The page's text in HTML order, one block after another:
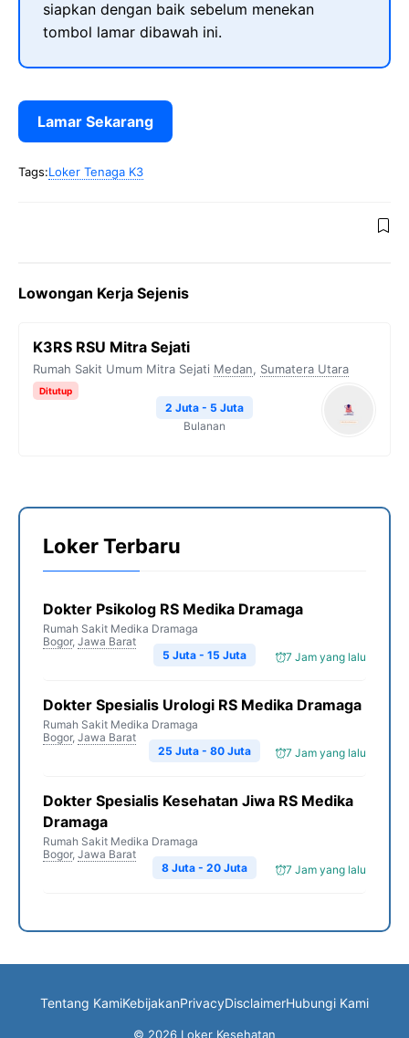
siapkan dengan baik sebelum menekan
tombol lamar dibawah ini.
Lamar Sekarang
Tags:Loker Tenaga K3
Lowongan Kerja Sejenis
K3RS RSU Mitra Sejati
Rumah Sakit Umum Mitra Sejati Medan, Sumatera Utara
Ditutup
2 Juta - 5 Juta
Bulanan
Loker Terbaru
Dokter Psikolog RS Medika Dramaga
Rumah Sakit Medika Dramaga
Bogor, Jawa Barat
7 Jam yang lalu
5 Juta - 15 Juta
Dokter Spesialis Urologi RS Medika Dramaga
Rumah Sakit Medika Dramaga
Bogor, Jawa Barat
7 Jam yang lalu
25 Juta - 80 Juta
Dokter Spesialis Kesehatan Jiwa RS Medika
Dramaga
Rumah Sakit Medika Dramaga
Bogor, Jawa Barat
7 Jam yang lalu
8 Juta - 20 Juta
Tentang KamiKebijakanPrivacyDisclaimerHubungi Kami
© 2026 Loker Kesehatan